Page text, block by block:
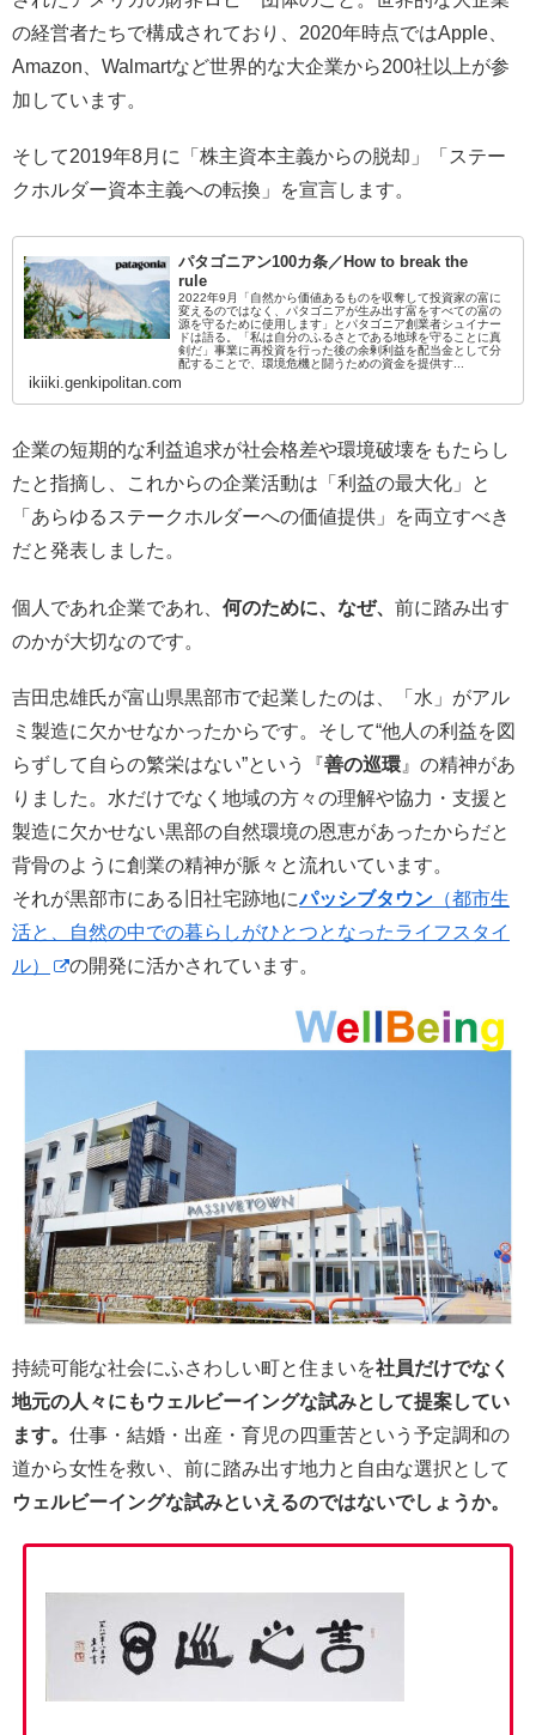
の経営者たちで構成されており、2020年時点ではApple、
Amazon、Walmartなど世界的な大企業から200社以上が参
加しています。
そして2019年8月に「株主資本主義からの脱却」「ステー
クホルダー資本主義への転換」を宣言します。
パタゴニアン100カ条／How to break the
rule
2022年9月「自然から価値あるものを収奪して投資家の富に
変えるのではなく、パタゴニアが生み出す富をすべての富の
源を守るために使用します」とパタゴニア創業者シュイナー
ドは語る。「私は自分のふるさとである地球を守ることに真
剣だ」事業に再投資を行った後の余剰利益を配当金として分
配することで、環境危機と闘うための資金を提供す...
ikiiki.genkipolitan.com
企業の短期的な利益追求が社会格差や環境破壊をもたらし
たと指摘し、これからの企業活動は「利益の最大化」と
「あらゆるステークホルダーへの価値提供」を両立すべき
だと発表しました。
個人であれ企業であれ、 何のために、なぜ、 前に踏み出す
のかが大切なのです。
吉田忠雄氏が富山県黒部市で起業したのは、「水」がアル
ミ製造に欠かせなかったからです。そして“他人の利益を図
らずして自らの繁栄はない”という『善の巡環 』の精神があ
りました。水だけでなく地域の方々の理解や協力・支援と
製造に欠かせない黒部の自然環境の恩恵があったからだと
背骨のように創業の精神が脈々と流れいています。
それが黒部市にある旧社宅跡地にパッシブタウン （都市生
活と、自然の中での暮らしがひとつとなったライフスタイ
ル）
の開発に活かされています。
持続可能な社会にふさわしい町と住まいを社員だけでなく
地元の人々にもウェルビーイングな試みとして提案してい
ます。 仕事・結婚・出産・育児の四重苦という予定調和の
道から女性を救い、前に踏み出す地力と自由な選択として
ウェルビーイングな試みといえるのではないでしょうか。